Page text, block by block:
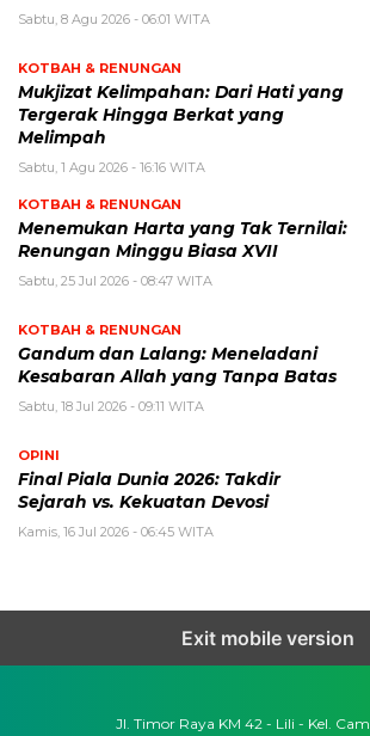
Sabtu, 8 Agu 2026 - 06:01 WITA
KOTBAH & RENUNGAN
Mukjizat Kelimpahan: Dari Hati yang
Tergerak Hingga Berkat yang
Melimpah
Sabtu, 1 Agu 2026 - 16:16 WITA
KOTBAH & RENUNGAN
Menemukan Harta yang Tak Ternilai:
Renungan Minggu Biasa XVII
Sabtu, 25 Jul 2026 - 08:47 WITA
KOTBAH & RENUNGAN
Gandum dan Lalang: Meneladani
Kesabaran Allah yang Tanpa Batas
Sabtu, 18 Jul 2026 - 09:11 WITA
OPINI
Final Piala Dunia 2026: Takdir
Sejarah vs. Kekuatan Devosi
Kamis, 16 Jul 2026 - 06:45 WITA
Exit mobile version
Jl. Timor Raya KM 42 - Lili - Kel.